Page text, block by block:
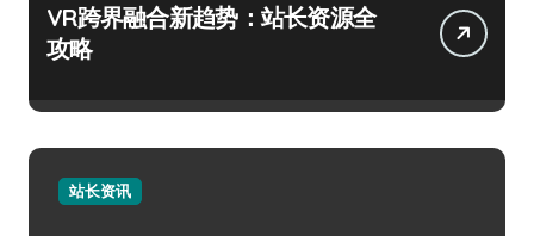
VR跨界融合新趋势：站长资源全
攻略
站长资讯